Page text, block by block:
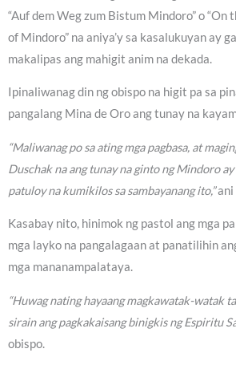
“Auf dem Weg zum Bistum Mindoro” o “On
of Mindoro” na aniya’y sa kasalukuyan ay
makalipas ang mahigit anim na dekada.
Ipinaliwanag din ng obispo na higit pa sa
pangalang Mina de Oro ang tunay na
“Maliwanag po sa ating mga pagbasa, at
Duschak na ang tunay na ginto ng Mindoro
patuloy na kumikilos sa sambayanang ito,”ani
Kasabay nito, hinimok ng pastol ang mga
mga layko na pangalagaan at panatilihin
mga mananampalataya.
“Huwag nating hayaang magkawatak-watak
sirain ang pagkakaisang binigkis ng Espiritu
obispo.